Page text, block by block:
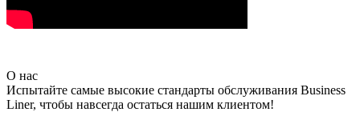
О нас
Испытайте самые высокие стандарты обслуживания Business
Liner, чтобы навсегда остаться нашим клиентом!